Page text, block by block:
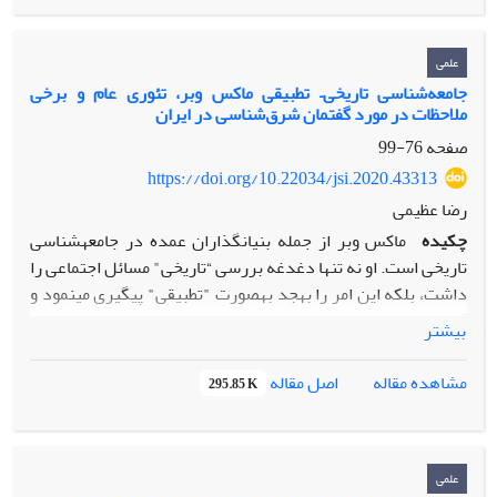
متن وبر برسازی دو اصطلاح یاد شد] سنخ­های آرمانی تاریخی و
جامعه­شناختی دچار سلیقه­ سازی شارحین شده است.
علمی
جامعه‌شناسی تاریخی– تطبیقی ماکس وبر، تئوری عام و برخی
ملاحظات در مورد گفتمان شرق‌شناسی در ایران
صفحه76-99
https://doi.org/10.22034/jsi.2020.43313
رضا عظیمی
چکیده ماکس وبر از جمله بنیان­گذاران عمده در جامعه­­شناسی
تاریخی است. او نه تنها دغدغه بررسی “تاریخی" مسائل اجتماعی را
داشت، بلکه این امر را به­جد به­صورت "تطبیقی" پیگیری می­نمود و
آثار خود را با محوریت سرمایه داری غربی و با تاکید بر فرایند
عقلانی شدن پی می‌گرفت. نکته اساسی که در این میان مطرح
است، این است که وبر در تمام پروژه خود سعی نمود بین
تفسیرگرایی در نظریه و کار تطبیقی در پژوهش، بین تفسیر و
تبیین، بین خاص بودگی و امر عام آشتی برقرار کند، برای او
می­نمود با ایجاد یک تعریف مشخص-به­شکل نوع­های مثالی- نگاه
بیشتر
مشاهده مقاله
اصل مقاله 295.85 K
علمی